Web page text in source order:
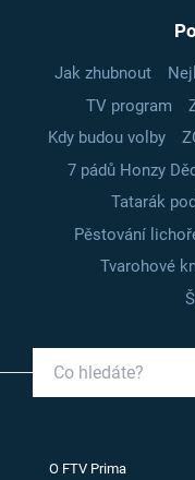
Jak zhubnout
TV program
Kdy budou volby
7 pádů Honzy
Tatarák
Pěstování
Tvarohové
O FTV Prima